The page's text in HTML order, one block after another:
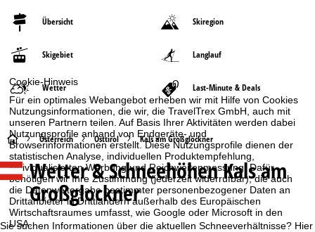
Cookie-Hinweis
Für ein optimales Webangebot erheben wir mit Hilfe von Cookies
Nutzungsinformationen, die wir, die TravelTrex GmbH, auch mit
unseren Partnern teilen. Auf Basis Ihrer Aktivitäten werden dabei
Nutzungsprofile anhand von Endgeräte- und
Browserinformationen erstellt. Diese Nutzungsprofile dienen der
statistischen Analyse, individuellen Produktempfehlung,
individualisierten Werbung und Reichweitenmessung. Dafür
benötigen wir Ihre Zustimmung (jederzeit widerrufbar), die auch
die Datenweitergabe bestimmter personenbezogener Daten an
Drittanbieter in Drittländern außerhalb des Europäischen
Wirtschaftsraumes umfasst, wie Google oder Microsoft in den
USA.
Übersicht Skiregion
Skigebiet Langlauf
Wetter Last-Minute & Deals
S
t
a
r
Österreich Osttirol Kals am Großglockner
Wetter & Schneehöhen Kals am
Großglockner
Sie suchen Informationen über die aktuellen Schneeverhältnisse? Hier